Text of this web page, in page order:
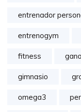
entrenador
entrenogym
fitness
gimnasio
omega3